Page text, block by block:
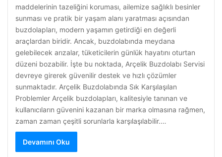
maddelerinin tazeliğini koruması, ailemize sağlıklı besinler
sunması ve pratik bir yaşam alanı yaratması açısından
buzdolapları, modern yaşamın getirdiği en değerli
araçlardan biridir. Ancak, buzdolabında meydana
gelebilecek arızalar, tüketicilerin günlük hayatını oturtan
düzeni bozabilir. İşte bu noktada, Arçelik Buzdolabı Servisi
devreye girerek güvenilir destek ve hızlı çözümler
sunmaktadır. Arçelik Buzdolabında Sık Karşılaşılan
Problemler Arçelik buzdolapları, kalitesiyle tanınan ve
kullanıcıların güvenini kazanan bir marka olmasına rağmen,
zaman zaman çeşitli sorunlarla karşılaşılabilir.…
Devamını Oku